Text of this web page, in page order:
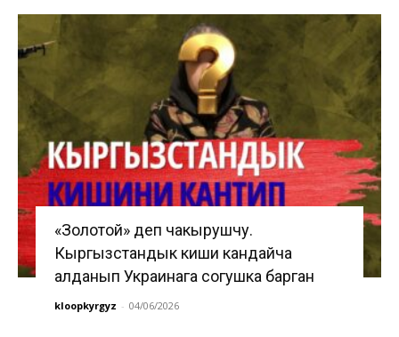
«Золотой» деп чакырушчу.
Кыргызстандык киши кандайча
алданып Украинага согушка барган
kloopkyrgyz - 04/06/2026